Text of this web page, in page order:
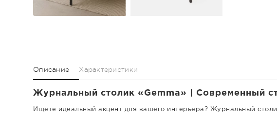
Описание Характеристики
Журнальный столик «Gemma» | Современный
Ищете идеальный акцент для вашего интерьера? Журнальный